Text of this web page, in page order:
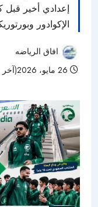
الإكوادور
افاق الرياضه